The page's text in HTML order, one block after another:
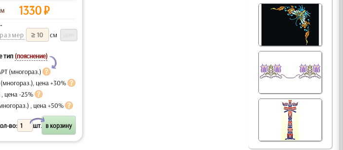
1330₽
см
тип (пояснение)
Y
(многораз.)
цена +30%
, цена -25%
, цена +50%
во: шт.
X